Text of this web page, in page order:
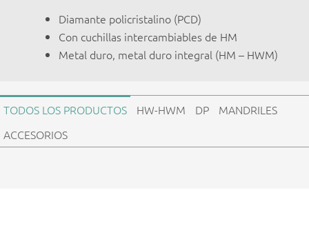
Diamante policristalino (PCD)
Con cuchillas intercambiables de HM
Metal duro, metal duro integral (HM – HWM)
TODOS LOS PRODUCTOS HW-HWM DP
MANDRILES
ACCESORIOS